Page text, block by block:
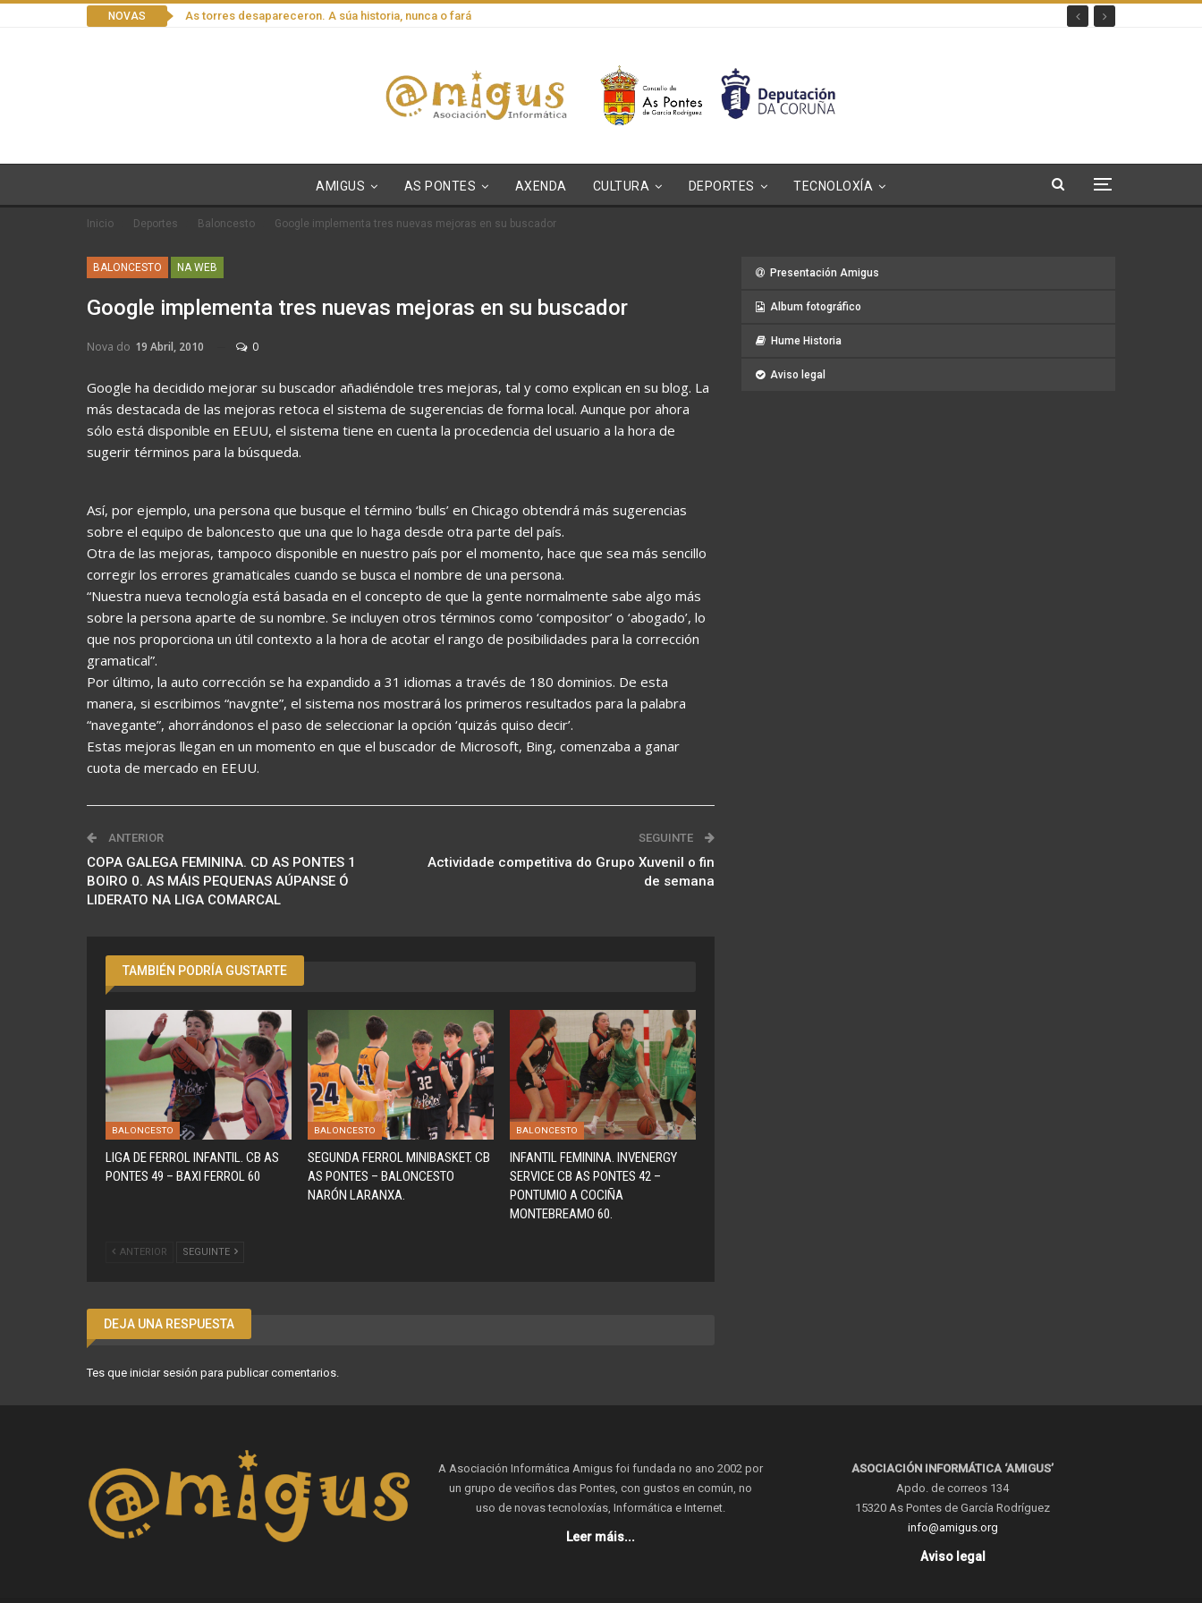
NOVAS As torres desapareceron. A súa historia, nunca o fará
AMIGUS AS PONTES AXENDA CULTURA DEPORTES TECNOLOXÍA
Inicio Deportes Baloncesto Google implementa tres nuevas mejoras en su buscador
BALONCESTO NA WEB
Google implementa tres nuevas mejoras en su buscador
Nova do 19 Abril, 2010 0
Google ha decidido mejorar su buscador añadiéndole tres mejoras, tal y como explican en su blog. La
más destacada de las mejoras retoca el sistema de sugerencias de forma local. Aunque por ahora
sólo está disponible en EEUU, el sistema tiene en cuenta la procedencia del usuario a la hora de
sugerir términos para la búsqueda.
Así, por ejemplo, una persona que busque el término ‘bulls’ en Chicago obtendrá más sugerencias
sobre el equipo de baloncesto que una que lo haga desde otra parte del país.
Otra de las mejoras, tampoco disponible en nuestro país por el momento, hace que sea más sencillo
corregir los errores gramaticales cuando se busca el nombre de una persona.
“Nuestra nueva tecnología está basada en el concepto de que la gente normalmente sabe algo más
sobre la persona aparte de su nombre. Se incluyen otros términos como ‘compositor’ o ‘abogado’, lo
que nos proporciona un útil contexto a la hora de acotar el rango de posibilidades para la corrección
gramatical”.
Por último, la auto corrección se ha expandido a 31 idiomas a través de 180 dominios. De esta
manera, si escribimos “navgnte”, el sistema nos mostrará los primeros resultados para la palabra
“navegante”, ahorrándonos el paso de seleccionar la opción ‘quizás quiso decir’.
Estas mejoras llegan en un momento en que el buscador de Microsoft, Bing, comenzaba a ganar
cuota de mercado en EEUU.
ANTERIOR
COPA GALEGA FEMININA. CD AS PONTES 1
BOIRO 0. AS MÁIS PEQUENAS AÚPANSE Ó
LIDERATO NA LIGA COMARCAL
SEGUINTE
Actividade competitiva do Grupo Xuvenil o fin
de semana
TAMBIÉN PODRÍA GUSTARTE
BALONCESTO
LIGA DE FERROL INFANTIL. CB AS
PONTES 49 – BAXI FERROL 60
BALONCESTO
SEGUNDA FERROL MINIBASKET. CB
AS PONTES – BALONCESTO
NARÓN LARANXA.
BALONCESTO
INFANTIL FEMININA. INVENERGY
SERVICE CB AS PONTES 42 –
PONTUMIO A COCIÑA
MONTEBREAMO 60.
ANTERIOR SEGUINTE
DEJA UNA RESPUESTA
Tes que iniciar sesión para publicar comentarios.
Presentación Amigus
Album fotográfico
Hume Historia
Aviso legal
A Asociación Informática Amigus foi fundada no ano 2002 por
un grupo de veciños das Pontes, con gustos en común, no
uso de novas tecnoloxías, Informática e Internet.
Leer máis...
ASOCIACIÓN INFORMÁTICA ‘AMIGUS’
Apdo. de correos 134
15320 As Pontes de García Rodríguez
info@amigus.org
Aviso legal